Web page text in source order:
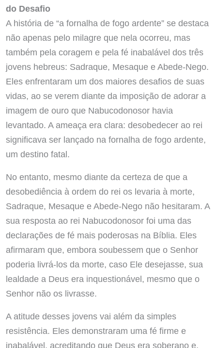
do Desafio
A história de “a fornalha de fogo ardente” se destaca
não apenas pelo milagre que nela ocorreu, mas
também pela coragem e pela fé inabalável dos três
jovens hebreus: Sadraque, Mesaque e Abede-Nego.
Eles enfrentaram um dos maiores desafios de suas
vidas, ao se verem diante da imposição de adorar a
imagem de ouro que Nabucodonosor havia
levantado. A ameaça era clara: desobedecer ao rei
significava ser lançado na fornalha de fogo ardente,
um destino fatal.
No entanto, mesmo diante da certeza de que a
desobediência à ordem do rei os levaria à morte,
Sadraque, Mesaque e Abede-Nego não hesitaram. A
sua resposta ao rei Nabucodonosor foi uma das
declarações de fé mais poderosas na Bíblia. Eles
afirmaram que, embora soubessem que o Senhor
poderia livrá-los da morte, caso Ele desejasse, sua
lealdade a Deus era inquestionável, mesmo que o
Senhor não os livrasse.
A atitude desses jovens vai além da simples
resistência. Eles demonstraram uma fé firme e
inabalável, acreditando que Deus era soberano e,